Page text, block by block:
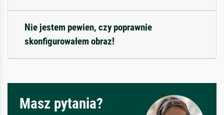
Nie jestem pewien, czy poprawnie
skonfigurowałem obraz!
Masz pytania?